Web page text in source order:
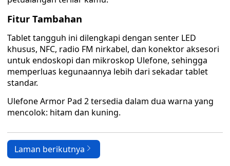
Fitur Tambahan
Tablet tangguh ini dilengkapi dengan senter LED
khusus, NFC, radio FM nirkabel, dan konektor aksesori
untuk endoskopi dan mikroskop Ulefone, sehingga
memperluas kegunaannya lebih dari sekadar tablet
standar.
Ulefone Armor Pad 2 tersedia dalam dua warna yang
mencolok: hitam dan kuning.
Laman berikutnya